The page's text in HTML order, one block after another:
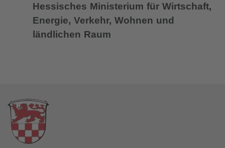
Hessisches Ministerium für Wirtschaft,
Energie, Verkehr, Wohnen und
ländlichen Raum